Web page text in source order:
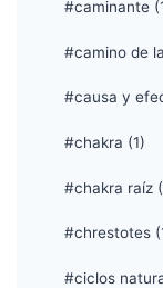
#caminante
#camino de
#causa y
#chakra (1)
#chakra raíz
#chrestotes
#ciclos